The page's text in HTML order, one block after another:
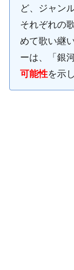
ど、ジャン
それぞれの
めて歌い継
ーは、「銀
可能性を示